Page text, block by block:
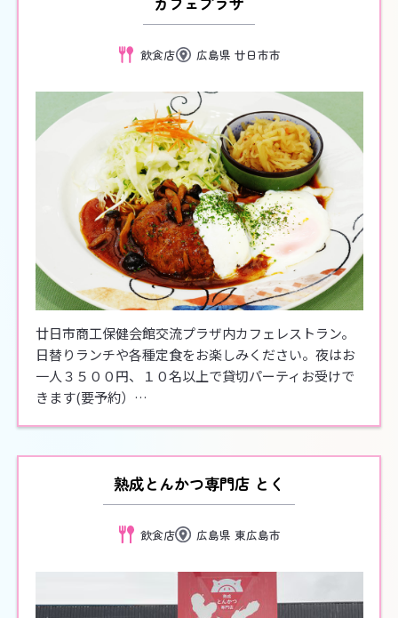
飲食店 広島県 廿日市市
廿日市商工保健会館交流プラザ内カフェレストラン。
日替りランチや各種定食をお楽しみください。夜はお
一人３５００円、１０名以上で貸切パーティお受けで
きます(要予約）…
熟成とんかつ専門店 とく
飲食店 広島県 東広島市